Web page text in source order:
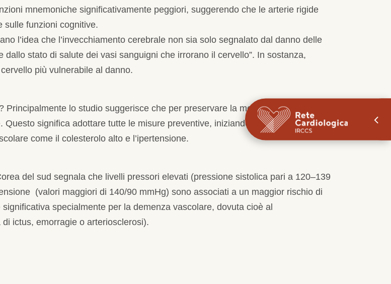
mnemoniche significativamente peggiori, suggerendo che le arterie rigide
sulle funzioni cognitive.
l’idea che l’invecchiamento cerebrale non sia solo segnalato dal danno delle
stato di salute dei vasi sanguigni che irrorano il cervello”. In sostanza,
più vulnerabile al danno.
lo studio suggerisce che per preservare la memoria con
Questo significa adottare tutte le misure preventive, iniziando dall’adozione di un
come il colesterolo alto e l’ipertensione.
del sud segnala che livelli pressori elevati (pressione sistolica pari a 120–139
(valori maggiori di 140/90 mmHg) sono associati a un maggior rischio di
specialmente per la demenza vascolare, dovuta cioè al
ictus, emorragie o arteriosclerosi).